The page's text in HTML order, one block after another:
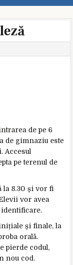
de pe 6
de gimnaziu este
Accesul
pe terenul de
la 8.30 și vor fi
vor avea
identificare.
și finale, la
orală.
pierde codul,
nou cod.